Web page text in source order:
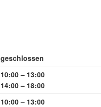
geschlossen
10:00 – 13:00
14:00 – 18:00
10:00 – 13:00